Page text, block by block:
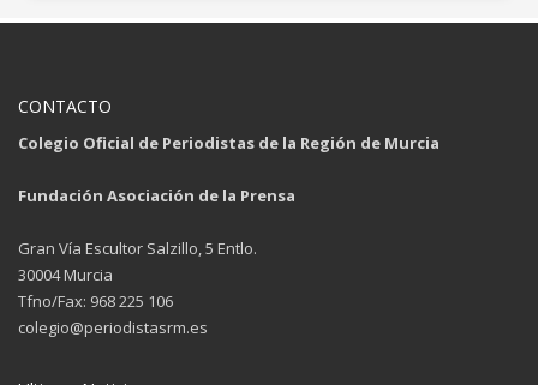
CONTACTO
Colegio Oficial de Periodistas de la Región de Murcia
Fundación Asociación de la Prensa
Gran Vía Escultor Salzillo, 5 Entlo.
30004 Murcia
Tfno/Fax: 968 225 106
colegio@periodistasrm.es